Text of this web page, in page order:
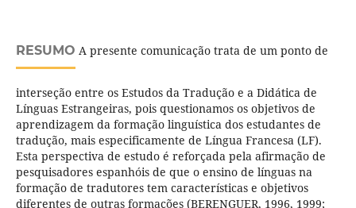
RESUMO A presente comunicação trata de um ponto de
interseção entre os Estudos da Tradução e a Didática de
Línguas Estrangeiras, pois questionamos os objetivos de
aprendizagem da formação linguística dos estudantes de
tradução, mais especificamente de Língua Francesa (LF).
Esta perspectiva de estudo é reforçada pela afirmação de
pesquisadores espanhóis de que o ensino de línguas na
formação de tradutores tem características e objetivos
diferentes de outras formações (BERENGUER, 1996, 1999;